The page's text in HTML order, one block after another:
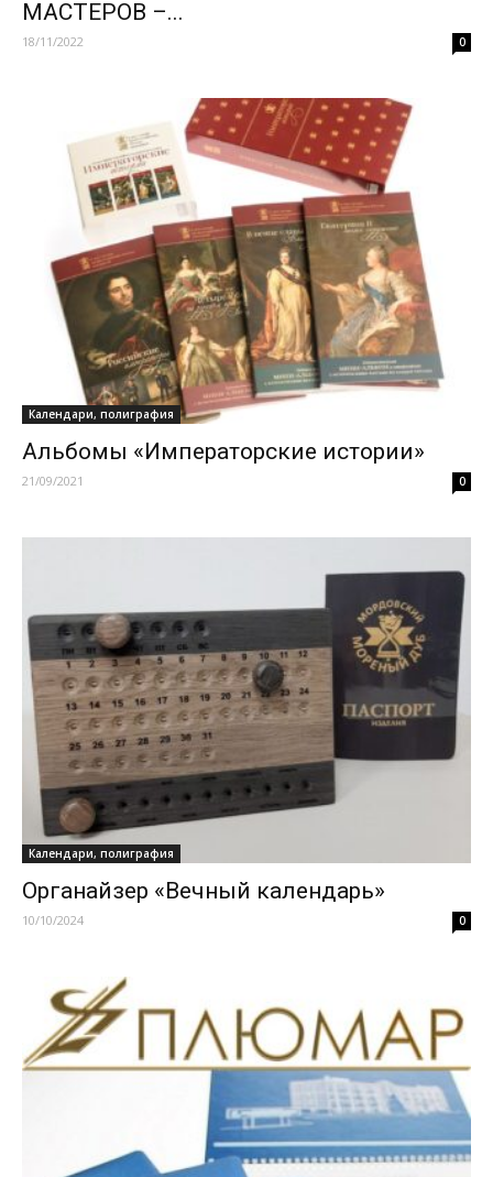
МАСТЕРОВ –...
18/11/2022 0
Календари, полиграфия
Альбомы «Императорские истории»
21/09/2021 0
Календари, полиграфия
Органайзер «Вечный календарь»
10/10/2024 0